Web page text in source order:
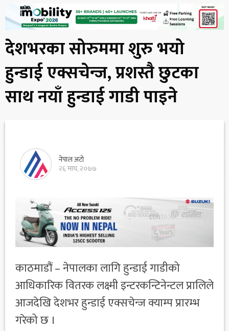
देशभरका सोरुममा शुरु भयो
हुन्डाई एक्सचेन्ज, प्रशस्तै छुटका
साथ नयाँ हुन्डाई गाडी पाइने
नेपाल अटो
२६ माघ, २०७७
काठमाडौं – नेपालका लागि हुन्डाई गाडीको
आधिकारिक वितरक लक्ष्मी इन्टरकन्टिनेन्टल प्रालिले
आजदेखि देशभर हुन्डाई एक्सचेन्ज क्याम्प प्रारम्भ
गरेको छ ।